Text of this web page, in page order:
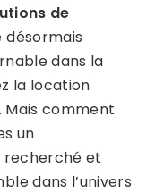
de
désormais
dans la
la location
Mais comment
un
et
dans l’univers